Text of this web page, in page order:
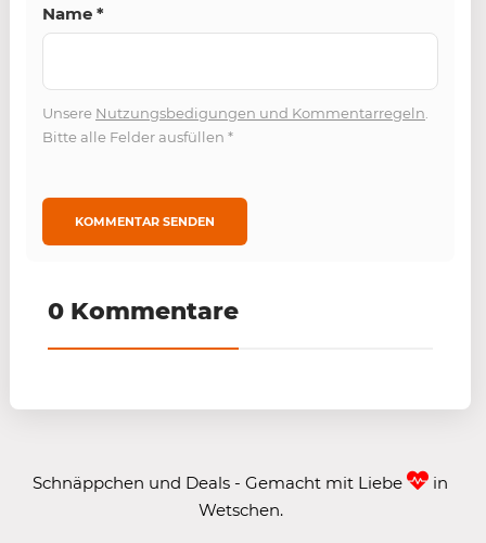
Name *
Unsere Nutzungsbedigungen und Kommentarregeln
Bitte alle Felder ausfüllen *
0 Kommentare
Schnäppchen und Deals - Gemacht mit Liebe
in
Wetschen.